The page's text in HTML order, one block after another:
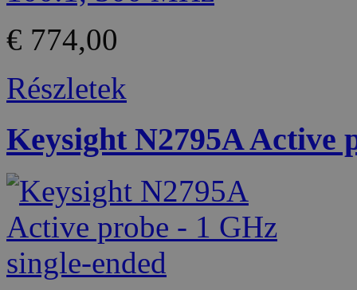
€ 774,00
Részletek
Keysight N2795A Active